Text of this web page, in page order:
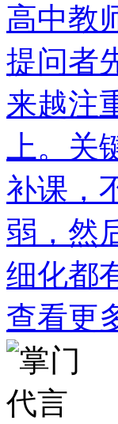
高中教
提问者
来越注
上。
补课，
弱，然
细化都
查看更